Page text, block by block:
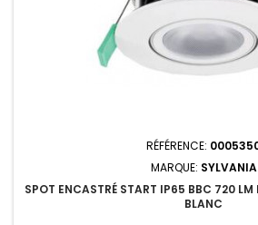
RÉFÉRENCE:
MARQUE: SYLVANIA
SPOT ENCASTRÉ START IP65 BBC 720
BLANC